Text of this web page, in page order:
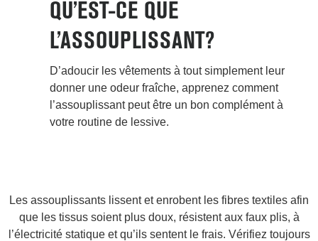
QU’EST-CE QUE
L’ASSOUPLISSANT?
D’adoucir les vêtements à tout simplement leur
donner une odeur fraîche, apprenez comment
l’assouplissant peut être un bon complément à
votre routine de lessive.
Les assouplissants lissent et enrobent les fibres textiles afin
que les tissus soient plus doux, résistent aux faux plis, à
l’électricité statique et qu’ils sentent le frais. Vérifiez toujours